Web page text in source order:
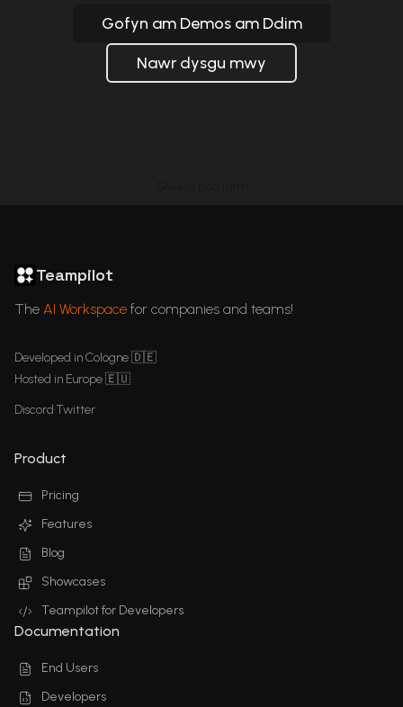
Gofyn am Demos am Ddim
Nawr dysgu mwy
Teampilot
The AI Workspace for companies and teams!
Developed in Cologne 🇩🇪
Hosted in Europe 🇪🇺
Discord•Twitter
Product
Pricing
Features
Blog
Showcases
Teampilot for Developers
Documentation
End Users
Developers
ChatGPT in Languages
GDPR Compliant ChatGPT
ChatGPT for business
Articles